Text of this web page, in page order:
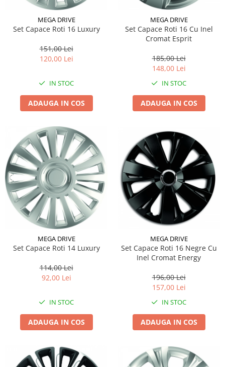
MEGA DRIVE
Set Capace Roti 16 Luxury
151,00 Lei
120,00 Lei
IN STOC
ADAUGA IN COS
MEGA DRIVE
Set Capace Roti 16 Cu Inel
Cromat Esprit
185,00 Lei
148,00 Lei
IN STOC
ADAUGA IN COS
MEGA DRIVE
Set Capace Roti 14 Luxury
114,00 Lei
92,00 Lei
IN STOC
ADAUGA IN COS
MEGA DRIVE
Set Capace Roti 16 Negre Cu
Inel Cromat Energy
196,00 Lei
157,00 Lei
IN STOC
ADAUGA IN COS